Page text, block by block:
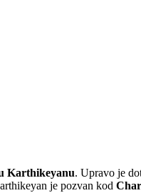
Karthikeyanu. Upravo je
je pozvan kod